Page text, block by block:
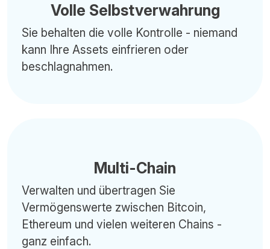
Volle Selbstverwahrung
Sie behalten die volle Kontrolle - niemand
kann Ihre Assets einfrieren oder
beschlagnahmen.
Multi-Chain
Verwalten und übertragen Sie
Vermögenswerte zwischen Bitcoin,
Ethereum und vielen weiteren Chains -
ganz einfach.